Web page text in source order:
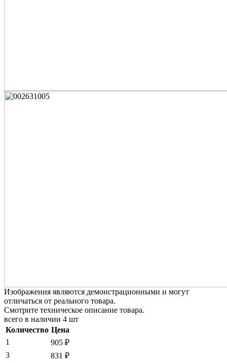
Изображения являются демонстрационными и могут
отличаться от реального товара.
Смотрите техническое описание товара.
всего в наличии 4 шт
Количество Цена
1
905 ₽
3
831 ₽